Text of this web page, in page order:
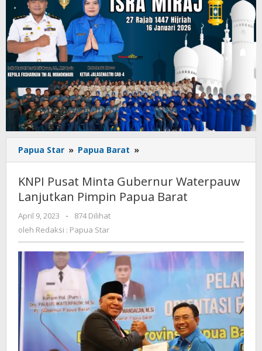
Papua Star » Papua Barat »
Pusat
Gubernur
Waterpauw
KNPI Pusat Minta Gubernur Waterpauw
Lanjutkan Pimpin Papua Barat
April 9, 2023
oleh
Redaksi
Star
-
874 Dilihat
oleh Redaksi : Papua Star